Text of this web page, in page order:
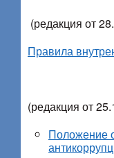
(редакция от
Правила
(редакция от
Положение